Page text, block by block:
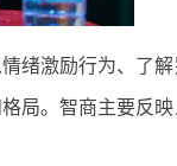
绪激励行为、了
局。智商主要反